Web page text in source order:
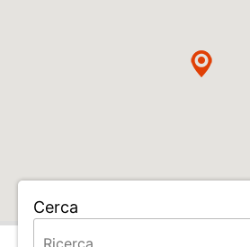
Cerca
Home ALLEVAMENTO TAMMARO